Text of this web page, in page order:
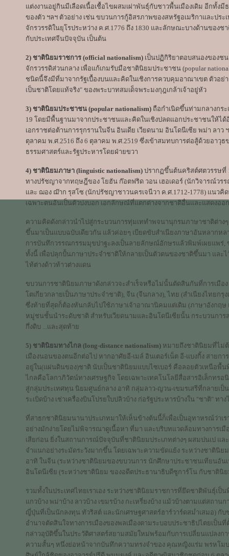
แต่งงานอยู่กินมีเลือดเนื้อเชื้อไขผสมเผ่าพันธุ์กับชาวพื้นเมืองเดิม อีกทั้ง
ของตัว ฯลฯ ตัวอย่าง เช่น ขบวนการกู้อิสรภาพของสหรัฐอเมริกาและประ
จักรวรรดิในยุโรประหว่าง ค.ศ.1776 ถึง 1830 และลักษณะบางด้านขอ
กับประเทศจีนปัจจุบัน เป็นต้น
2) ชาตินิยมราชการ (official nationalism) เป็นปฏิกิริยาตอบสนองของช
จักรวรรดิส่วนกลาง เพื่อแก้เกมรับมือชาตินิยมประชาชน (popular
ชนิดนี้จึงมีที่มาจากรัฐเบื้องบนและคิดในเชิงการควบคุมอาณาเขต ตัวอย่
เป็นชาติโดยแท้จริง" ของพระบาทสมเด็จพระมงกุฎเกล้าเจ้าอยู่หัว
3) ชาตินิยมประชาชน (popular nationalism) ถือกำเนิดขึ้นท่ามกลางกร
19 โดยมีพื้นฐานมาจากประชาชนและคิดในเชิงปลดแอกประชาชนให้ไ
เอกราชต่อต้านการรุกรานในจีน อินเดีย เวียดนาม อินโดนีเซีย พม่า ลา
ตุลาคม พ.ศ.2516 ถึง 6 ตุลาคม พ.ศ.2519 ซึ่งเข้าสมทบการต่อสู้ด้วยอา
ธรรมศาสตร์และรัฐประหารโดยฝ่ายขวา
4) ชาตินิยมภาษา (linguistic nationalism) ปรากฏขึ้นต้นคริสต์ศตวรรษที่
ทางปรัชญาจากทฤษฎีของ โยฮัน ก๊อตฟริด วอน เฮอเดอร์ (นักวิจารณ์วร
และ ฌอง ฌ๊าก รุสโซ (นักปรัชญาชาวนครเจนีวา ค.ศ.1712-1778) แน
เฉพาะตนอันเป็นตัวบ่งบอก เอกลักษณ์ที่แตกต่างจากชาติอื่นและแสดงอ
ความคิดดังกล่าวนำไปสู่กระบวนการทุ่มเททำพจนานุกรมภาษาชาติต่า
ขึ้นมาเป็นแบบฉบับเดียวกัน แล้วค่อยๆ เบียดขับสำเนียงภาษาอันหลากห
การบันทึกวรรณกรรมมุขปาฐะลงเป็นลายลักษณ์อักษรแล้วพิมพ์เผยแพร่,
ทั้งนี้ เพื่อปลุกปั้นภาษาประจำชาติให้กลายเป็นตัวตนของชาติขึ้นมา และ
ไท้ต่างด้าวท้าวต่างแดน
ขบวนการชาตินิยมภาษาดังกล่าวจะสำเร็จหรือไม่นั้นตัดสินกันที่การเมือง
โตเกียวกลายเป็นภาษาประจำชาติ), จีน (จีนกลาง), ไทย (สำเนียงไทยก
ซึ่งท้ายที่สุดก็ต้องหันกลับไปใช้ภาษาเจ้าอาณานิคมแต่เดิม (ภาษาอังกฤษ
หมู่ชนชั้นนำระดับชาติ สำหรับเวียดนามและอินโดนีเซียนั้น กระบวนการ
กึ่งดิบ ...และสุดท้าย
5) ชาตินิยมทางไกล (long-distance nationalism) หมายถึงชาตินิยมที่ไม่
เมืองนอนของตนอีกต่อไป หากอาศัยอี-เมล์ อินเตอร์เน็ต อี-แบงกิ้ง สาย
อยู่ใน(แผ่นดินของ)ชาติ นับเป็นชาตินิยมแบบไซเบอร์ คือลอยตัวเหนือพื้
ไกลคือโลกาภิวัตน์ทางเศรษฐกิจ โดยเฉพาะเทคโนโลยีสื่อสารอิเล็กท
สู่กลุ่มประเทศทุน นิยมศูนย์กลาง อาทิ กลุ่มลาว-ญวน-เขมรเสรีที่กลายเ
ระเบิดบ้าง เช่าเครื่องบินโปรยใบปลิวบ้าง ก่อรัฐประหารบ้างใน "ชาติ" ทา
ที่สาธกชาตินิยมนานาประเภทมาให้เห็นข้างต้นนี้ก็เพื่อเป็นอุทาหรณ์ว่าเ
อย่างมักง่ายโดยไม่พิจารณาดูเนื้อหา ที่มา และบริบทแวดล้อมทางการเ
เสียก่อน ยิ่งในสถานการณ์ปัจจุบันที่ชาตินิยมประเภทต่างๆ ผสมปนเป แ
จำแนกอย่างระมัดระวังมากขึ้น โดยเฉพาะความขัดแย้ง ระหว่างชาตินิ
อาทิ ในจีน (ระหว่างชาตินิยมของขบวนการ นักศึกษาประชาชนเทียนอั
อินโดนีเซีย (ระหว่างชาตินิยม ของอดีตประธานาธิบดีซูการ์โน กับชาตินิ
รวมทั้งในประเทศไทยเราเอง ระหว่างชาตินิยมราชการที่ยึดชาติพันธุ์เป็น
แกวบ้าง พม่าบ้าง ลาวบ้าง เขมรบ้าง กะเหรี่ยงบ้าง แม้วบ้างตามแต่สถาน
ญี่ปุ่นที่เป็นนักลงทุน ทัวริสต์ และนักเศรษฐศาสตร์ฮาร์วาร์ดสม่ำเสมอ)
อำนาจตัดสินใจทางการเมืองของพลเมืองตามระบอบประชาธิปไตยเป็นที่
กล่าวอุบัติขึ้นในประวัติศาสตร์สยามสมัยใหม่พร้อมกับการเปลี่ยนแปลงก
ความสั้นๆ หนึ่งย่อหน้าจากบันทึกความทรงจำของ คุณหญิงแร่ม พรหโ